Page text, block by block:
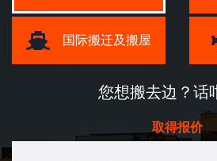
国际搬迁及搬屋
您想搬去边？话
取得报价